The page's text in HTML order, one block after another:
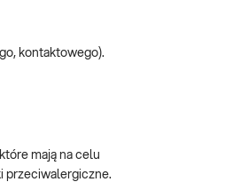
kontaktowego).
mają na celu
przeciwalergiczne.